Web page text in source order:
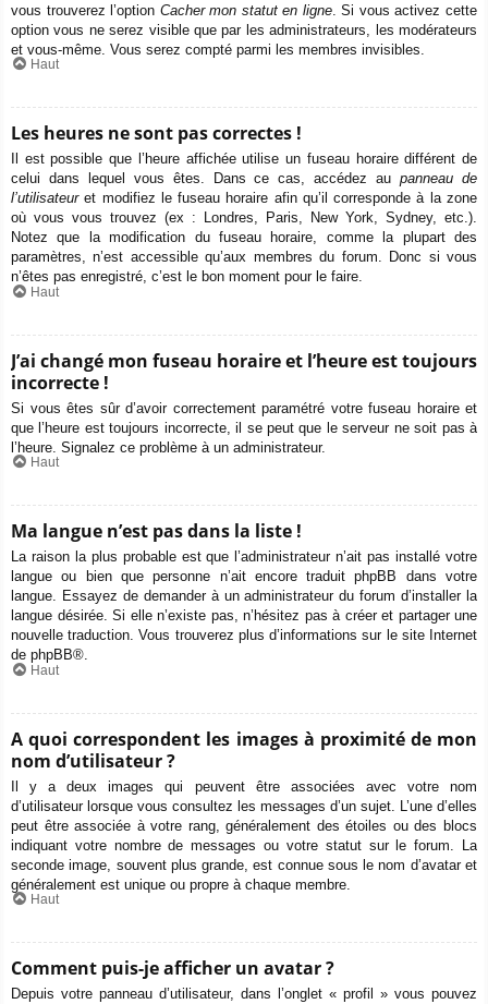
vous trouverez l’option Cacher mon statut en ligne. Si vous activez cette
option vous ne serez visible que par les administrateurs, les modérateurs
et vous-même. Vous serez compté parmi les membres invisibles.
Haut
Les heures ne sont pas correctes !
Il est possible que l’heure affichée utilise un fuseau horaire différent de
celui dans lequel vous êtes. Dans ce cas, accédez aupanneau de
l’utilisateuret modifiez le fuseau horaire afin qu’il corresponde à la zone
où vous vous trouvez (ex : Londres, Paris, New York, Sydney, etc.).
Notez que la modification du fuseau horaire, comme la plupart des
paramètres, n’est accessible qu’aux membres du forum. Donc si vous
n’êtes pas enregistré, c’est le bon moment pour le faire.
Haut
J’ai changé mon fuseau horaire et l’heure est toujours
incorrecte !
Si vous êtes sûr d’avoir correctement paramétré votre fuseau horaire et
que l’heure est toujours incorrecte, il se peut que le serveur ne soit pas à
l’heure. Signalez ce problème à un administrateur.
Haut
Ma langue n’est pas dans la liste !
La raison la plus probable est que l’administrateur n’ait pas installé votre
langue ou bien que personne n’ait encore traduit phpBB dans votre
langue. Essayez de demander à un administrateur du forum d’installer la
langue désirée. Si elle n’existe pas, n’hésitez pas à créer et partager une
nouvelle traduction. Vous trouverez plus d’informations sur le site Internet
de phpBB®.
Haut
A quoi correspondent les images à proximité de mon
nom d’utilisateur ?
Il y a deux images qui peuvent être associées avec votre nom
d’utilisateur lorsque vous consultez les messages d’un sujet. L’une d’elles
peut être associée à votre rang, généralement des étoiles ou des blocs
indiquant votre nombre de messages ou votre statut sur le forum. La
seconde image, souvent plus grande, est connue sous le nom d’avatar et
généralement est unique ou propre à chaque membre.
Haut
Comment puis-je afficher un avatar ?
Depuis votre panneau d’utilisateur, dans l’onglet « profil » vous pouvez